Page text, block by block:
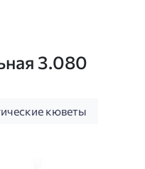
3.080
кюветы